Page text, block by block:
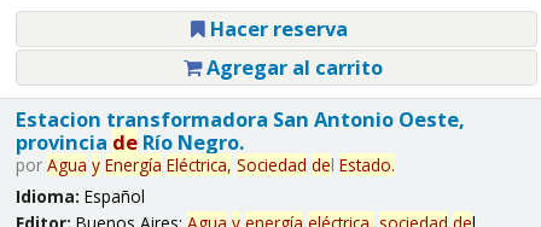
Hacer reserva
Agregar al carrito
Estacion transformadora San Antonio Oeste,
provincia deRío Negro.
por Agua y Energía Eléctrica, Sociedad del Estado.
Idioma: Español
Editor: Buenos Aires: Agua y energía eléctrica, sociedad del